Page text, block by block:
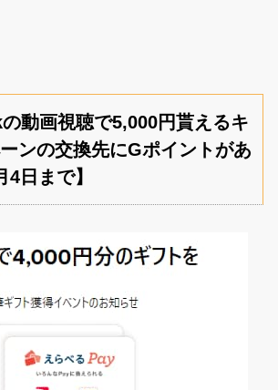
動画視聴で5,000円貰えるキ
ンの交換先にGポイントがあ
4日まで】